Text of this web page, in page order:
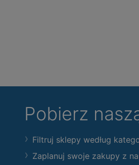
Pobierz
Filtruj sklepy według
Zaplanuj swoje zakupy z